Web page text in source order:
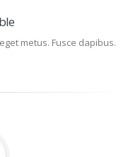
metus. Fusce dapibus.